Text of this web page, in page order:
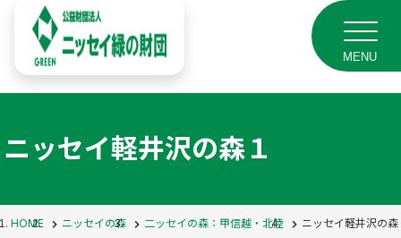
MENU
ニッセイ軽井沢の森１
HOME ニッセイの森 二ッセイの森：甲信越・北陸 ニッセイ軽井沢の森